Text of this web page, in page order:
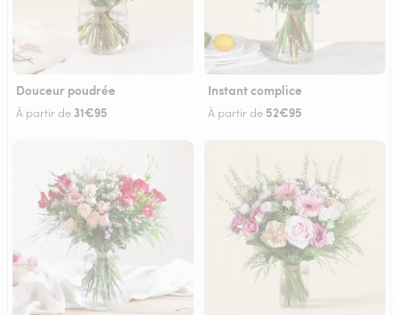
Douceur poudrée
À partir de 31€95
Instant complice
À partir de 52€95